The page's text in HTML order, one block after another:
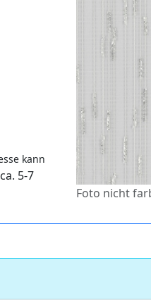
kann
5-7
Foto nicht